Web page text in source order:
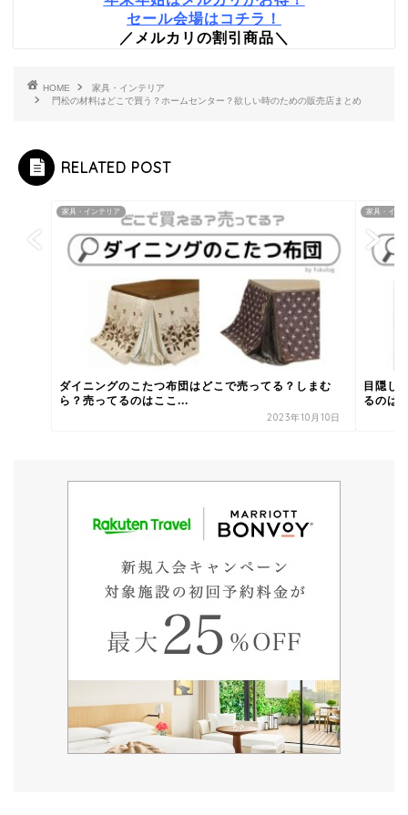
セール会場はコチラ！
／メルカリの割引商品＼
HOME
家具・インテリア
門松の材料はどこで買う？ホームセンター？欲しい時のための販売店まとめ
RELATED POST
家具・インテリア
ダイニングのこたつ布団はどこで売ってる？しまむ
ら？売ってるのはここ...
2023年10月10日
家具・イン
目隠し
るのは